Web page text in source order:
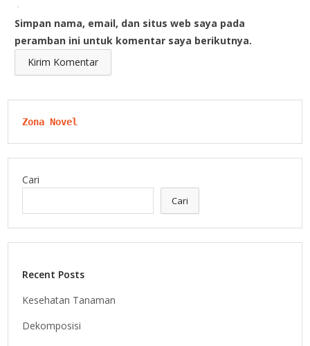
Simpan nama, email, dan situs web saya pada
peramban ini untuk komentar saya berikutnya.
Zona Novel
Cari
Cari
Recent Posts
Kesehatan Tanaman
Dekomposisi